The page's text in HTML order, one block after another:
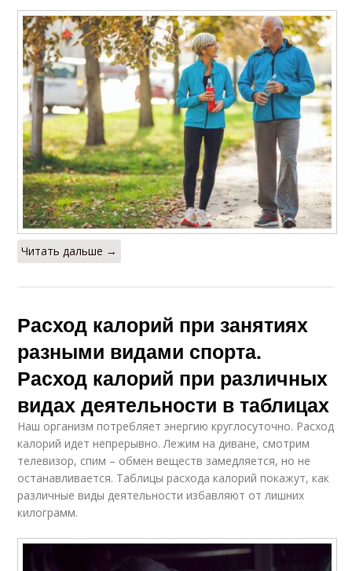
Читать дальше →
Расход калорий при занятиях
разными видами спорта.
Расход калорий при различных
видах деятельности в таблицах
Наш организм потребляет энергию круглосуточно. Расход
калорий идет непрерывно. Лежим на диване, смотрим
телевизор, спим – обмен веществ замедляется, но не
останавливается. Таблицы расхода калорий покажут, как
различные виды деятельности избавляют от лишних
килограмм.